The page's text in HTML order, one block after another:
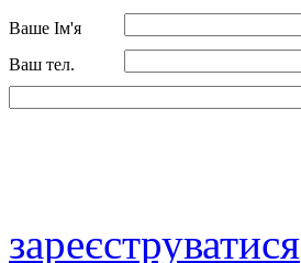
Ваше Ім'я
Ваш тел.
зареєструватися